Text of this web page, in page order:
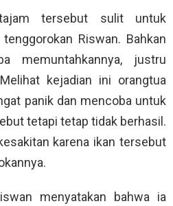
tersebut sulit untuk
Riswan. Bahkan
memuntahkannya, justru
kejadian ini orangtua
panik dan mencoba untuk
tetapi tetap tidak berhasil.
karena ikan tersebut
menyatakan bahwa ia